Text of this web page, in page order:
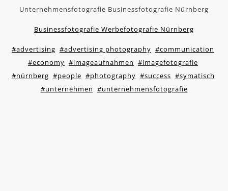
Unternehmensfotografie Businessfotografie Nürnberg
Businessfotografie Werbefotografie Nürnberg
#advertising #advertising photography #communication
#economy #imageaufnahmen #imagefotografie
#nürnberg #people #photography #success #symatisch
#unternehmen #unternehmensfotografie